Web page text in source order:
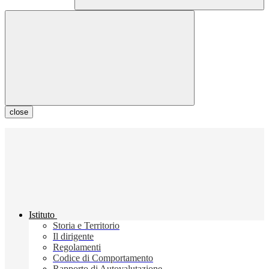
close
Istituto
Storia e Territorio
Il dirigente
Regolamenti
Codice di Comportamento